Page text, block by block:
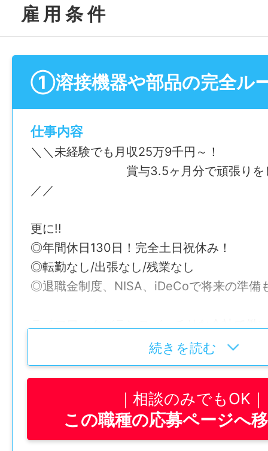
雇 用 条 件
①溶接機器や部品の完全ル
仕事内容
＼＼未経験でも月収25万9千円～！
賞与3.5ヶ月分で頑張りをし
／／
更に!!
◎年間休日130日！完全土日祝休み！
◎転勤なし/出張なし/残業なし
◎退職金制度、NISA、iDeCoで将来の準備
ライフワークバランスバッチリな会社で働
＝＝＝＝＝＝＝＝＝＝＝＝＝＝＝＝＝
営業といっても、新規開拓や売り込みは一
すでにお付き合いのあるお客様（製造業・
を訪問し、必要な溶接機器や部品の注文を
ルート営業です。
続きを読む
相談のみでもOK
この職種の応募ページへ